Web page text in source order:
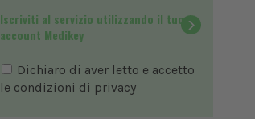
Iscriviti al servizio utilizzando il tuo
account Medikey
Dichiaro di aver letto e accetto
le condizioni di privacy